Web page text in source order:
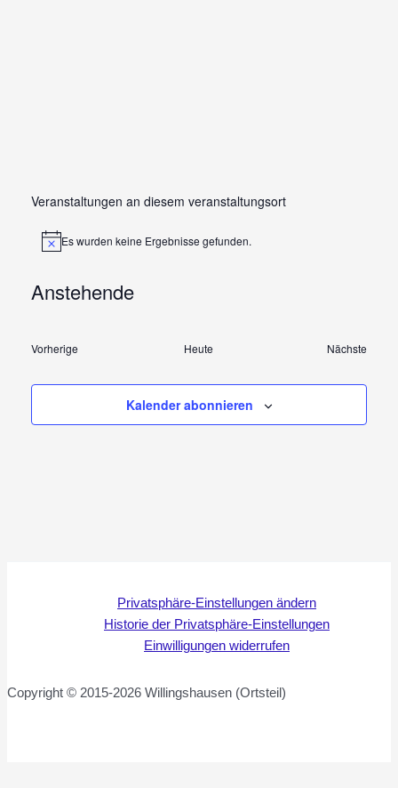
Veranstaltungen an diesem veranstaltungsort
Hinweis
Es wurden keine Ergebnisse gefunden.
Anstehende
Vorherige Heute
Nächste
Kalender abonnieren
Privatsphäre-Einstellungen ändern
Historie der Privatsphäre-Einstellungen
Einwilligungen widerrufen
Copyright © 2015-2026 Willingshausen (Ortsteil)